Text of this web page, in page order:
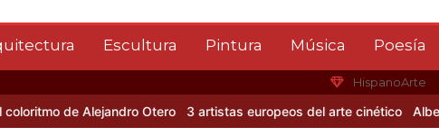
Escultura Pintura Música Poesía
HispanoArte
de Alejandro Otero 3 artistas europeos del arte cinético Albert